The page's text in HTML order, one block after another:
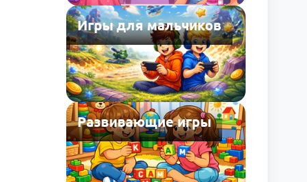
Игры для мальчиков
Развивающие игры